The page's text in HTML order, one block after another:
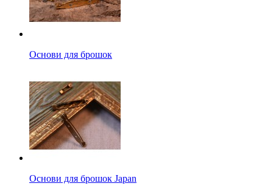
Основи для брошок
Основи для брошок Japan